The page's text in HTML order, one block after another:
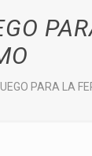
PARA LA